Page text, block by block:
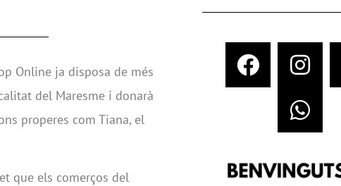
Online ja disposa de més
del Maresme i donarà
properes com Tiana, el
que els comerços del